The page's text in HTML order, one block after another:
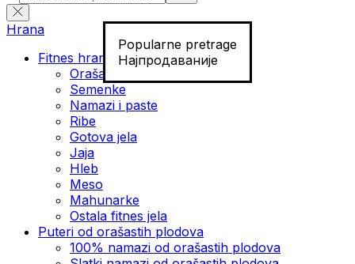
Popularne pretrage
Најпродаваније
Hrana
Fitnes hrana
Orašasti plodovi
Semenke
Namazi i paste
Ribe
Gotova jela
Јаја
Hleb
Meso
Mahunarke
Ostala fitnes jela
Puteri od orašastih plodova
100% namazi od orašastih plodova